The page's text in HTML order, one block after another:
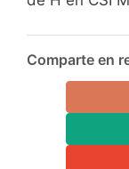
Comparte en